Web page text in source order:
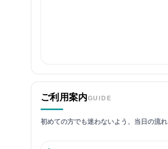
ご利用案内GUIDE
初めての方でも迷わないよう、当日の流